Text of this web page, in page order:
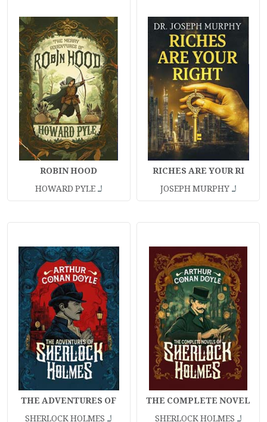
RICHES ARE YOUR RI
لـJOSEPH MURPHY
ROBIN HOOD
لـHOWARD PYLE
THE COMPLETE NOVEL
THE ADVENTURES OF